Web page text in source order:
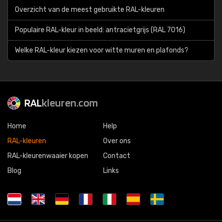
Overzicht van de meest gebruikte RAL-kleuren
Populaire RAL-kleur in beeld: antracietgrijs (RAL 7016)
Welke RAL-kleur kiezen voor witte muren en plafonds?
RALkleuren.com
Home
RAL-kleuren
RAL-kleurenwaaier kopen
Blog
Help
Over ons
Contact
Links